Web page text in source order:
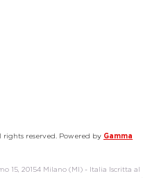
reserved. Powered by Gamma
15, 20154 Milano (MI) - Italia Iscritta al